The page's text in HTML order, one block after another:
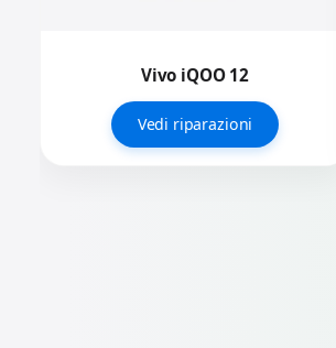
Vivo iQOO 12
Vedi riparazioni